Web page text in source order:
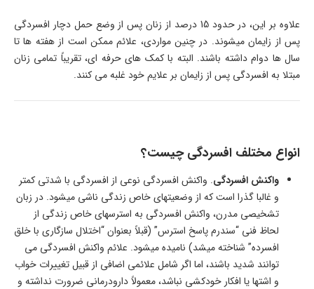
علاوه بر این، در حدود 15 درصد از زنان پس از وضع حمل دچار افسردگی
پس از زایمان میشوند. در چنین مواردی، علائم ممکن است از هفته ها تا
سال ها دوام داشته باشند. البته با کمک های حرفه ای، تقریباً تمامی زنان
مبتلا به افسردگی پس از زایمان بر علایم خود غلبه می کنند.
انواع مختلف افسردگی چیست؟
واکنش افسردگی. واکنش افسردگی نوعی از افسردگی با شدتی کمتر
و غالبا گذرا است که از وضعیتهای خاص زندگی ناشی میشود. در زبان
تشخیصی مدرن، واکنش افسردگی به استرسهای خاص زندگی از
لحاظ فنی “سندرم پاسخ استرس” (قبلاً بعنوان “اختلال سازگاری با خلق
افسرده” شناخته میشد) نامیده میشود. علائم واکنش افسردگی می
توانند شدید باشند، اما اگر شامل علائمی اضافی از قبیل تغییرات خواب
و اشتها یا افکار خودکشی نباشد، معمولاً دارودرمانی ضرورت نداشته و